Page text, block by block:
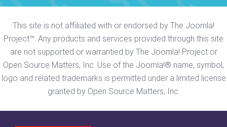
This site is not affiliated with or endorsed by The Joomla!
Project™. Any products and services provided through this site
are not supported or warrantied by The Joomla! Project or
Open Source Matters, Inc. Use of the Joomla!® name, symbol,
logo and related trademarks is permitted under a limited license
granted by Open Source Matters, Inc.